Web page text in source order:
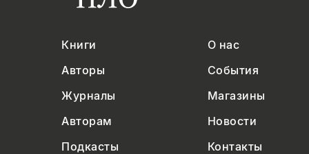
Книги
О нас
Авторы
События
Журналы
Магазины
Авторам
Новости
Подкасты
Контакты